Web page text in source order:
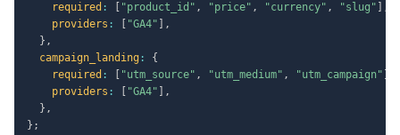
required : "product_id" , "price" , "currency" , "slug"
,
providers : "GA4"
,
} ,
campaign_landing :
{
required : "utm_source" , "utm_medium" , "utm_campaign"
providers : "GA4"
,
} ,
} ;